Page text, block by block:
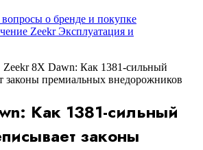
о бренде и покупке
ZeekrЭксплуатация и
Zeekr 8X Dawn: Как 1381-сильный
законы премиальных внедорожников
Как 1381-сильный
законы